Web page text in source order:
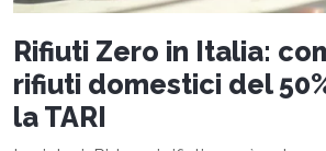
Rifiuti Zero in Italia:
rifiuti domestici del
la TARI